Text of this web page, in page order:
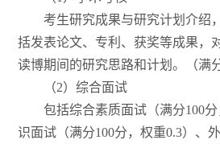
考生研究成果与研究计划介绍
括发表论文、专利、获奖等成果，
读博期间的研究思路和计划。（满
（2）综合面试
包括综合素质面试（满分100
识面试（满分100分，权重0.3）、